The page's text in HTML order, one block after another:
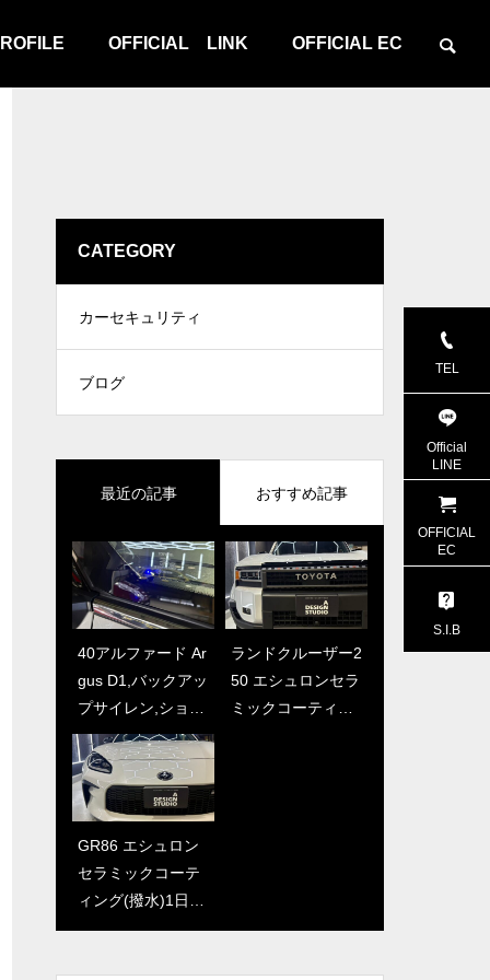
OFFICIAL LINK OFFICIAL EC
CATEGORY
カーセキュリティ
ブログ
最近の記事 おすすめ記事
40アルファード Ar
gus D1,バックアッ
プサイレン,ショッ
クセンサーの取付
施工 （藤沢・茅
ケ崎でセラミック
コーティング・カ
ーセキュリティ取
付するならADS
へ）
ランドクルーザー2
50 エシュロンセラ
ミックコーティン
GR86 エシュロン
セラミックコーテ
ィング(撥水)1日コ
ース （藤沢・茅
マカン オープン
キャンペーンADS
ガラスコーティン
グ施工（藤沢・茅
ヶ崎でガラスコー
ティングするなら
ADSへ）
スペーシア エシ
ュロンセラミック
コーティング(撥
カローラクロス
エシュロンセラミ
ックコーティング
(撥水)1泊2日コー
TEL
Official
LINE
OFFICIAL
EC
S.I.B